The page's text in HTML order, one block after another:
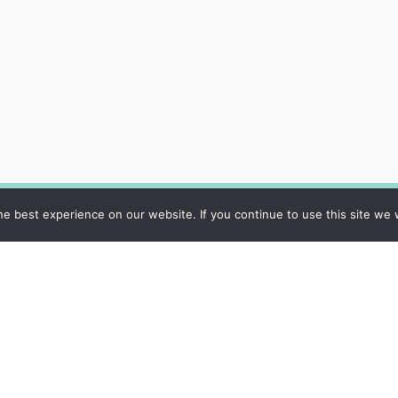
Datu privātuma
politika
best experience on our website. If you continue to use this site we